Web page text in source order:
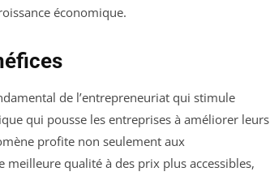
économique.
de l’entrepreneuriat qui stimule
qui pousse les entreprises à améliorer leurs
profite non seulement aux
qualité à des prix plus accessibles,